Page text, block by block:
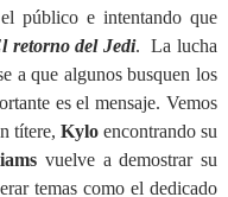
público e intentando que
retorno del Jedi. La lucha
a que algunos busquen los
es el mensaje. Vemos
títere, Kylo encontrando su
vuelve a demostrar su
temas como el dedicado